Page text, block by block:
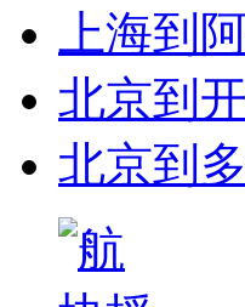
上海到
北京到
北京到